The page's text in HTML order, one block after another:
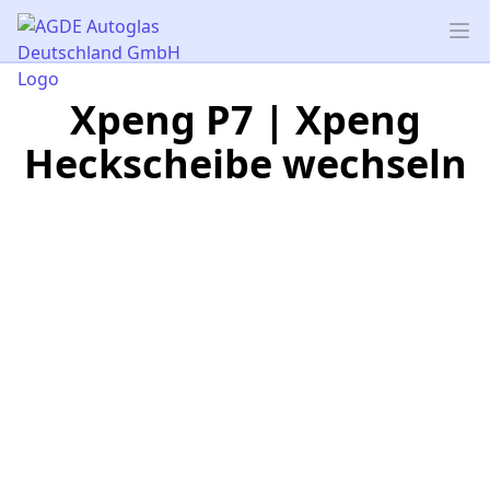
AGDE Autoglas Deutschland GmbH
Xpeng P7 | Xpeng
Heckscheibe wechseln